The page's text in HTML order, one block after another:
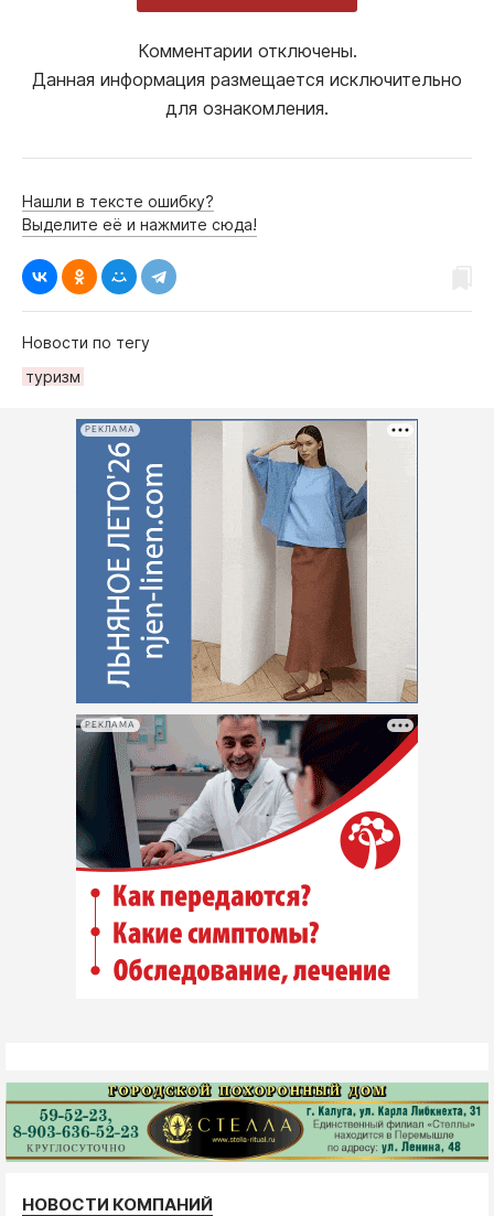
Комментарии отключены.
Данная информация размещается исключительно
для ознакомления.
Нашли в тексте ошибку?
Выделите её и нажмите сюда!
Новости по тегу
туризм
РЕКЛАМА
РЕКЛАМА
НОВОСТИ КОМПАНИЙ